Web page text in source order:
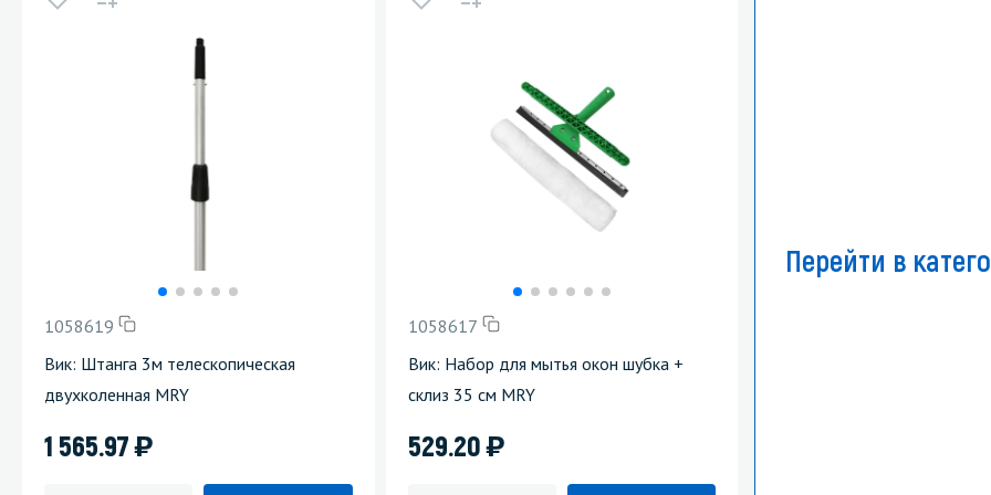
1058619
Вик: Штанга 3м телескопическая
двухколенная MRY
1 565.97)
1058617
Вик: Набор для мытья окон шубка +
склиз 35 см MRY
529.20)
Перейти в